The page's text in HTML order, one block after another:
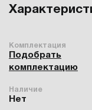
Комплектация
Подобрать
комплектацию
Наличие
Нет